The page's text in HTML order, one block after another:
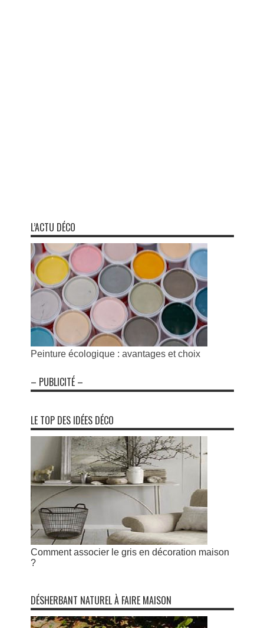
L’ACTU DÉCO
Peinture écologique : avantages et choix
– PUBLICITÉ –
LE TOP DES IDÉES DÉCO
Comment associer le gris en décoration maison
?
DÉSHERBANT NATUREL À FAIRE MAISON